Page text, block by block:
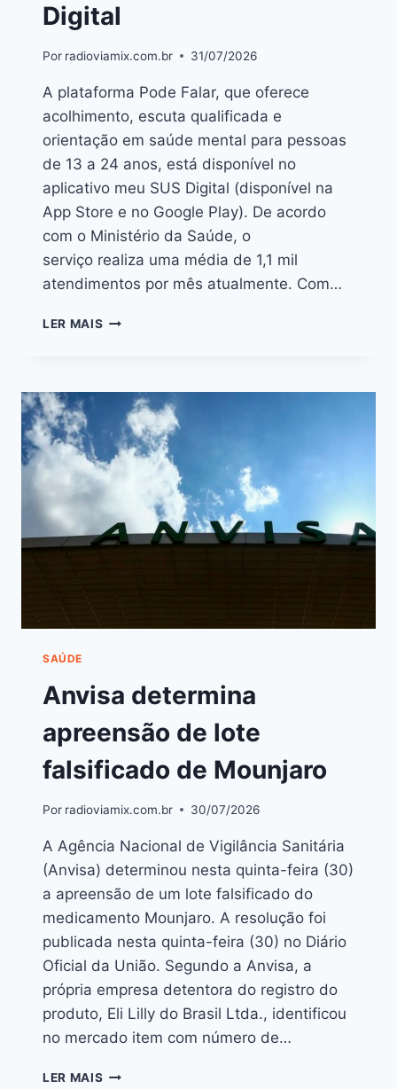
Digital
Por radioviamix.com.br 31/07/2026
A plataforma Pode Falar, que oferece
acolhimento, escuta qualificada e
orientação em saúde mental para pessoas
de 13 a 24 anos, está disponível no
aplicativo meu SUS Digital (disponível na
App Store e no Google Play). De acordo
com o Ministério da Saúde, o
serviço realiza uma média de 1,1 mil
atendimentos por mês atualmente. Com…
LER MAIS
SAÚDE
Anvisa determina
apreensão de lote
falsificado de Mounjaro
Por radioviamix.com.br 30/07/2026
A Agência Nacional de Vigilância Sanitária
(Anvisa) determinou nesta quinta-feira (30)
a apreensão de um lote falsificado do
medicamento Mounjaro. A resolução foi
publicada nesta quinta-feira (30) no Diário
Oficial da União. Segundo a Anvisa, a
própria empresa detentora do registro do
produto, Eli Lilly do Brasil Ltda., identificou
no mercado item com número de…
LER MAIS